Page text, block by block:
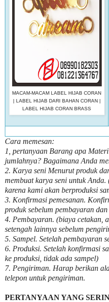
MACAM-MACAM LABEL HIJAB CORAN
| LABEL HIJAB DARI BAHAN CORAN |
LABEL HIJAB CORAN BRASS
Cara memesan:
1, pertanyaan Barang apa
jumlahnya? Bagaimana Anda
2. Karya seni Menurut produk
membuat karya seni untuk
karena kami akan berproduksi
3. Konfirmasi pemesanan.
produk sebelum pembayaran
4. Pembayaran. (biaya cetakan,
setengah lainnya sebelum
5. Sampel. Setelah pembayaran
6. Produksi. Setelah konfirmasi
ke produksi, tidak ada sampel)
7. Pengiriman. Harap berikan
telepon untuk pengiriman.
PERTANYAAN YANG